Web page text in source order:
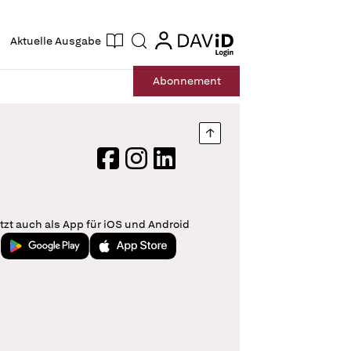
Aktuelle Ausgabe Suche login
login
Abonnement
Nach oben springen
FacebookInstagram
LinkedIn
auch als App für iOS und Android
Jetzt bei Google PlayLaden im App Store